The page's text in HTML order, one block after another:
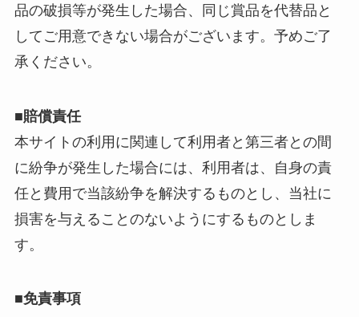
品の破損等が発生した場合、同じ賞品を代替品と
してご用意できない場合がございます。予めご了
承ください。
■賠償責任
本サイトの利用に関連して利用者と第三者との間
に紛争が発生した場合には、利用者は、自身の責
任と費用で当該紛争を解決するものとし、当社に
損害を与えることのないようにするものとしま
す。
■免責事項